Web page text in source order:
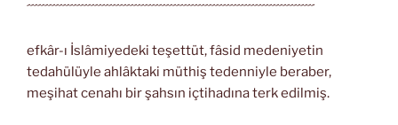
´´´´´´´´´´´´´´´´´´´´´´´´´´´´´´´´´´´´´´´´´´´´´´´´´´´´´´´´´´´´´´´´´´´´´´´´´´´´´´´´´
efkâr-ı İslâmiyedeki teşettüt, fâsid medeniyetin
tedahülüyle ahlâktaki müthiş tedenniyle beraber,
meşihat cenahı bir şahsın içtihadına terk edilmiş.